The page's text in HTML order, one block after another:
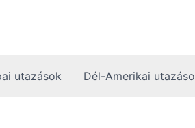
utazások Dél-Amerikai